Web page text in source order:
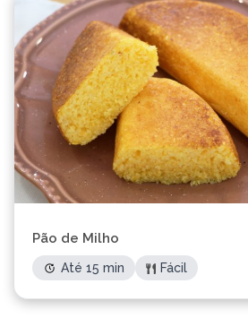
Pão de Milho
Até 15 min Fácil